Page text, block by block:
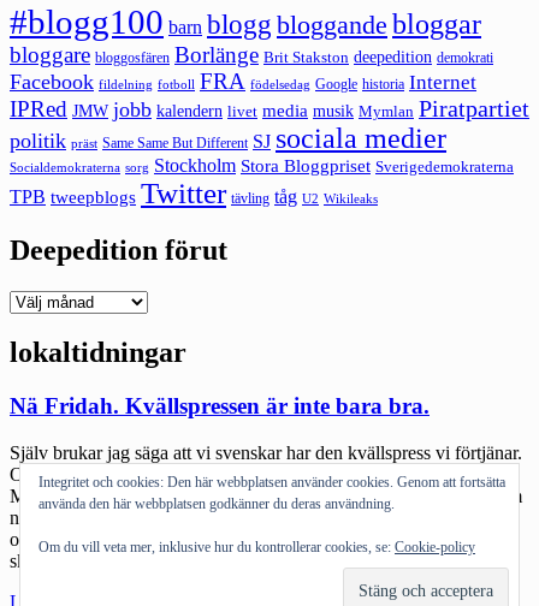
#blogg100 barn blogg bloggande bloggar
bloggare bloggosfären Borlänge Brit Stakston deepedition demokrati
Facebook fildelning fotboll FRA födelsedag Google historia Internet
IPRed JMW jobb kalendern livet media musik Mymlan Piratpartiet
politik präst Same Same But Different SJ sociala medier
Socialdemokraterna sorg Stockholm Stora Bloggpriset Sverigedemokraterna
TPB tweepblogs Twitter tävling tåg U2 Wikileaks
Deepedition förut
Deepedition
lokaltidningar
Nä Fridah. Kvällspressen är inte bara bra.
Själv brukar jag säga att vi svenskar har den kvällspress vi förtjänar.
Och många gånger finns det delar i den som faktiskt är riktigt bra.
Men att som Fridah Jönsson gör – försöka höja den till skyarna som
någon sorts grundläggande mediaplattform för sanning och
omvärldsanalys känns onekligen lite smått naivt. Jag har tidigare
skrivit […]
Läs mer
Integritet och cookies: Den här webbplatsen använder cookies. Genom att fortsätta
använda den här webbplatsen godkänner du deras användning.
Om du vill veta mer, inklusive hur du kontrollerar cookies, se: Cookie-policy